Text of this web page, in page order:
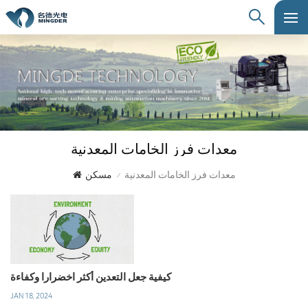
معدات فرز الخامات المعدنية
مسكن / معدات فرز الخامات المعدنية
كيفية جعل التعدين أكثر اخضرارا وكفاءة
JAN 18, 2024